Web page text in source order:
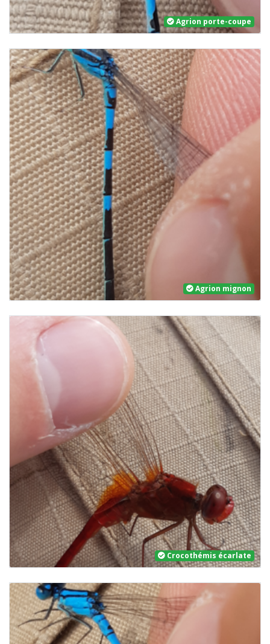
Agrion porte-coupe
Agrion mignon
Crocothémis écarlate